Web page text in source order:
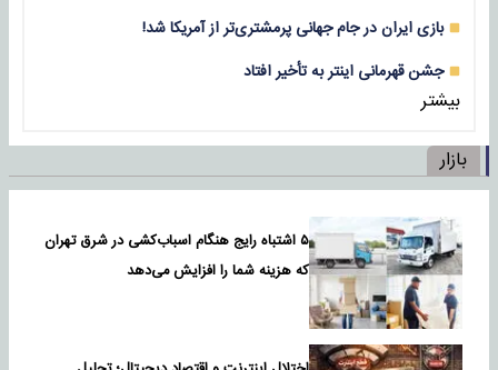
بازی‌ ایران در جام جهانی پرمشتری‌تر از آمریکا شد!
جشن قهرمانی اینتر به تأخیر افتاد
بیشتر
بازار
۵ اشتباه رایج هنگام اسباب‌کشی در شرق تهران
که هزینه شما را افزایش می‌دهد